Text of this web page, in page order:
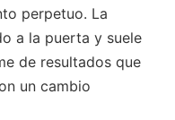
perpetuo. La
a la puerta y suele
de resultados que
un cambio